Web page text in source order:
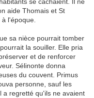
aide Thomais et St
l'époque.
sa nièce pourrait tomber
la souiller. Elle pria
et de renforcer
Sélinonte donna
du couvent. Primus
personne, sauf les
a regretté qu'ils ne avaient